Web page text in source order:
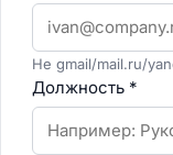
Не gmail/mail.ru/
Должность *